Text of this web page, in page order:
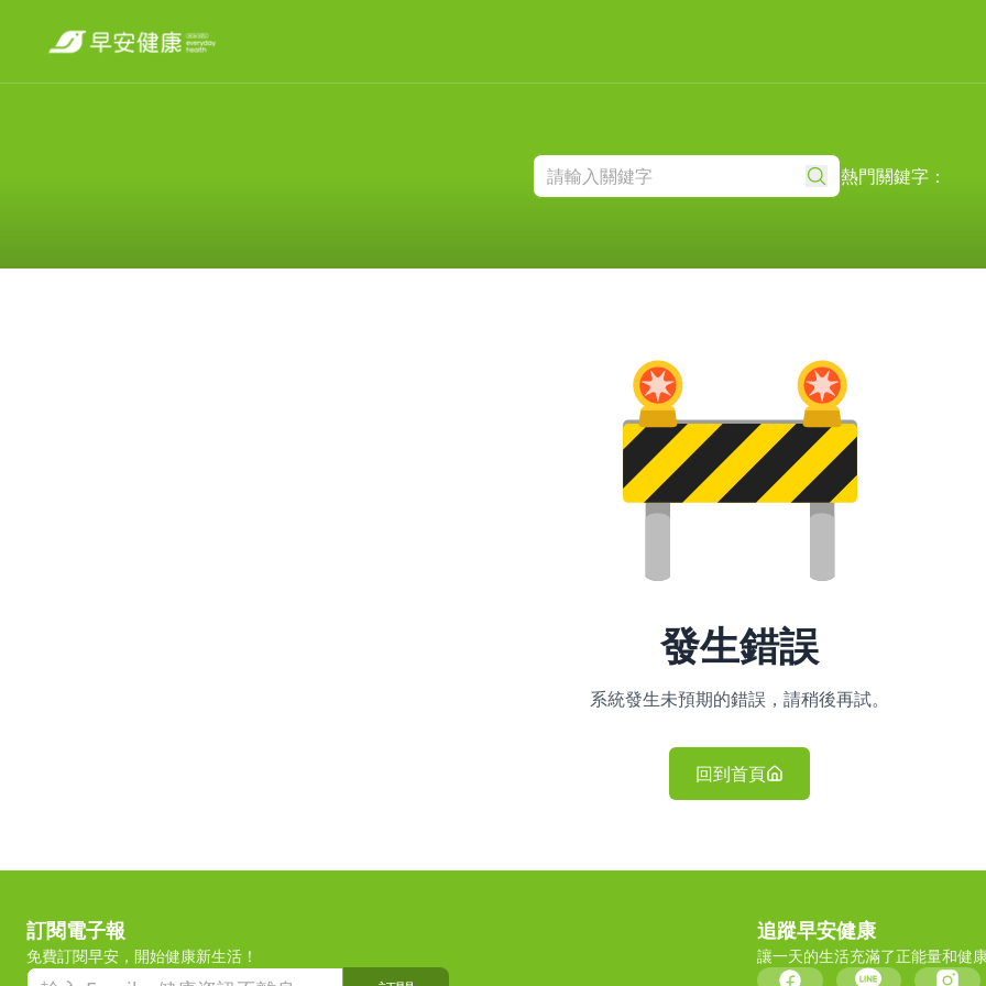
熱門關鍵字：
發生錯誤
系統發生未預期的錯誤，請稍後再試。
回到首頁
訂閱電子報
免費訂閱早安，開始健康新生活！
追蹤早安健康
讓一天的生活充滿了正能量和健